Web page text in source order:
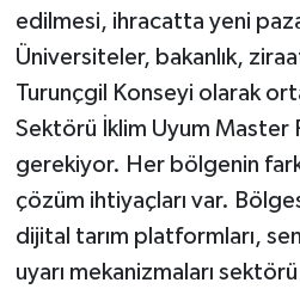
edilmesi, ihracatta yeni
Üniversiteler, bakanlık,
Turunçgil Konseyi olarak
Sektörü İklim Uyum Master
gerekiyor. Her bölgenin
çözüm ihtiyaçları var.
dijital tarım platformları,
uyarı mekanizmaları